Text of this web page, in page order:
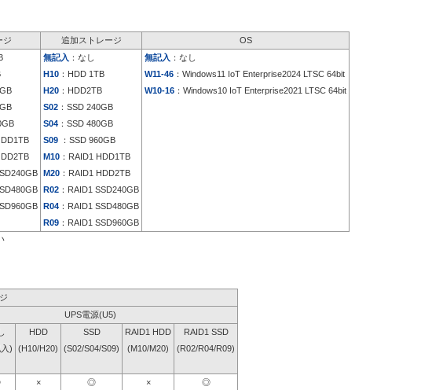
ジ 追加ストレージ OS
無記入 ：なし 無記入 ：なし
H10 ：HDD 1TB W11-46 ：Windows11 IoT Enterprise2024 LTSC 64bit
H20 ：HDD2TB W10-16 ：Windows10 IoT Enterprise2021 LTSC 64bit
S02 ：SSD 240GB
S04 ：SSD 480GB
S09 ：SSD 960GB
M10 ：RAID1 HDD1TB
M20 ：RAID1 HDD2TB
R02 ：RAID1 SSD240GB
R04 ：RAID1 SSD480GB
R09 ：RAID1 SSD960GB
UPS電源(U5)
HDD SSD RAID1 HDD
RAID1 SSD
) (H10/H20) (S02/S04/S09) (M10/M20)
(R02/R04/R09)
× ◎ ×
◎